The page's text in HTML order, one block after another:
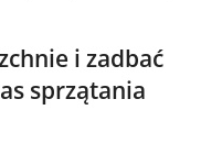
i zadbać
sprzątania